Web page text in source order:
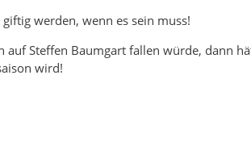
werden, wenn es sein muss!
auf Steffen Baumgart fallen würde, dann
wird!